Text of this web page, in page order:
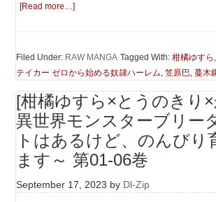
[Read more…]
Filed Under: RAW MANGA Tagged With:柑橘ゆすら
テイカー ゼロから始める奴隷ハーレム,笠原巴,蔓木
[柑橘ゆすら×とうのきり
異世界モンスターブリー
トはあるけど、のんびり
ます～ 第01-06巻
September 17, 2023 by Dl-Zip